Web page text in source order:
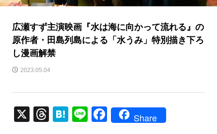
広瀬すず主演映画『水は海に向かって流れる』の
原作者・田島列島による「水うみ」特別描き下ろ
し漫画解禁
2023.05.04
X
T
H
Li
F
Share